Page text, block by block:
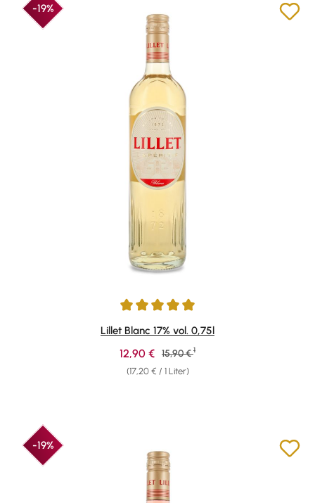
-19%
Durchschnittliche Bewertung von 5 von 5 Sternen
Lillet Blanc 17% vol. 0,75l
(17,20 € / 1 Liter)
Verkaufspreis:
12,90 € Regulärer Preis:
15,90 € 1
-19%